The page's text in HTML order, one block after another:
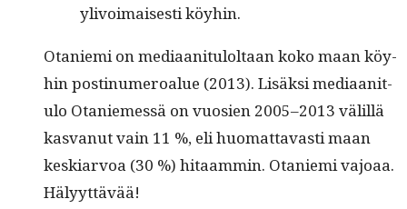
ylivoimais­es­ti köyhin.
Otanie­mi on medi­aan­i­t­u­loltaan koko maan köy­
hin postinu­meroalue (2013). Lisäk­si medi­aan­i­t­
u­lo Otaniemessä on vuosien 2005–2013 välil­lä
kas­vanut vain 11 %, eli huo­mat­tavasti maan
keskiar­voa (30 %) hitaam­min. Otanie­mi vajoaa.
Hälyyttävää!